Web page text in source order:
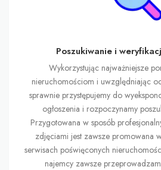
Poszukiwanie i
Wykorzystując najważniejsze
nieruchomościom i uwzględniając
sprawnie przystępujemy do
ogłoszenia i rozpoczynamy
Przygotowana w sposób
zdjęciami jest zawsze promowana
serwisach poświęconych
najemcy zawsze